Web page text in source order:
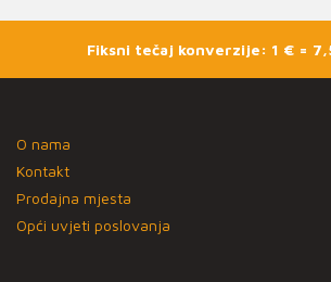
Fiksni tečaj konverzije: 1 € =
O nama
Kontakt
Prodajna mjesta
Opći uvjeti poslovanja